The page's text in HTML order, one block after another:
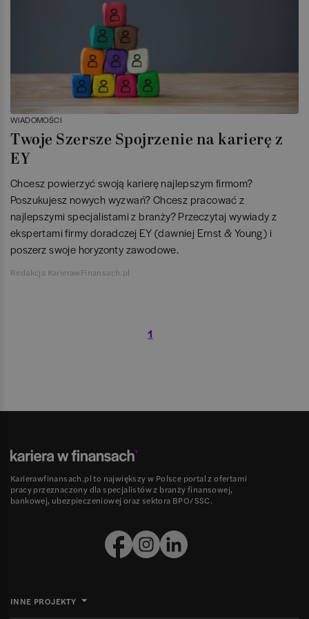
WIADOMOŚCI
Twoje Szersze Spojrzenie na karierę z
EY
Chcesz powierzyć swoją karierę najlepszym firmom?
Poszukujesz nowych wyzwań? Chcesz pracować z
najlepszymi specjalistami z branży? Przeczytaj wywiady z
ekspertami firmy doradczej EY (dawniej Ernst & Young) i
poszerz swoje horyzonty zawodowe.
Redakcja KarierawFinansach.pl
1
Karierawfinansach.pl to największy w Polsce portal z ofertami
pracy przeznaczony dla specjalistów z branży finansowej,
bankowej, ubezpieczeniowej oraz sektora BPO/SSC.
INNE PROJEKTY